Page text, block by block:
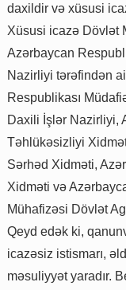
daxildir və xüsusi
Xüsusi icazə Dövlət
Azərbaycan
Nazirliyi tərəfindən
Respublikası
Daxili İşlər Nazirliyi,
Təhlükəsizliyi
Sərhəd Xidməti,
Xidməti və
Mühafizəsi Dövlət
Qeyd edək ki,
icazəsiz istismarı,
məsuliyyət yaradır.